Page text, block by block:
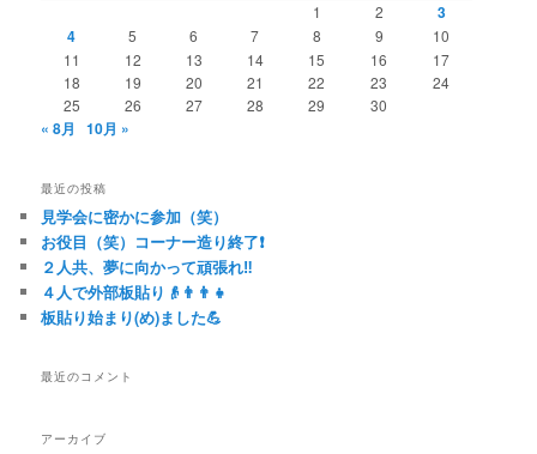
1 2
3
4
5 6 7 8 9
10
11
12 13 14 15 16
17
18
19 20 21 22 23
24
25
26 27 28 29 30
« 8月 10月 »
最近の投稿
見学会に密かに参加（笑）
お役目（笑）コーナー造り終了❗️
２人共、夢に向かって頑張れ‼️
４人で外部板貼り👴👨👨👧
板貼り始まり(め)ました💪
最近のコメント
アーカイブ